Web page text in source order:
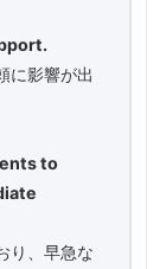
に影響が出
to
り、早急な